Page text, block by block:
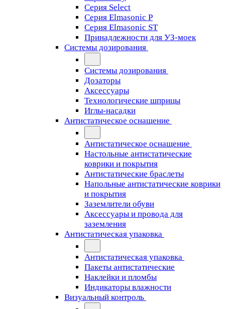
Серия Select
Серия Elmasonic P
Серия Elmasonic ST
Принадлежности для УЗ-моек
Системы дозирования
Системы дозирования
Дозаторы
Аксессуары
Технологические шприцы
Иглы-насадки
Антистатическое оснащение
Антистатическое оснащение
Настольные антистатические
коврики и покрытия
Антистатические браслеты
Напольные антистатические коврики
и покрытия
Заземлители обуви
Аксессуары и провода для
заземления
Антистатическая упаковка
Антистатическая упаковка
Пакеты антистатические
Наклейки и пломбы
Индикаторы влажности
Визуальный контроль